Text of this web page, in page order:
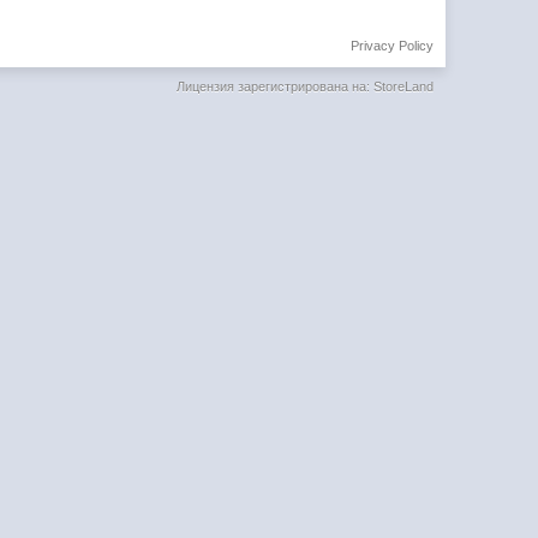
Privacy Policy
Лицензия зарегистрирована на: StoreLand